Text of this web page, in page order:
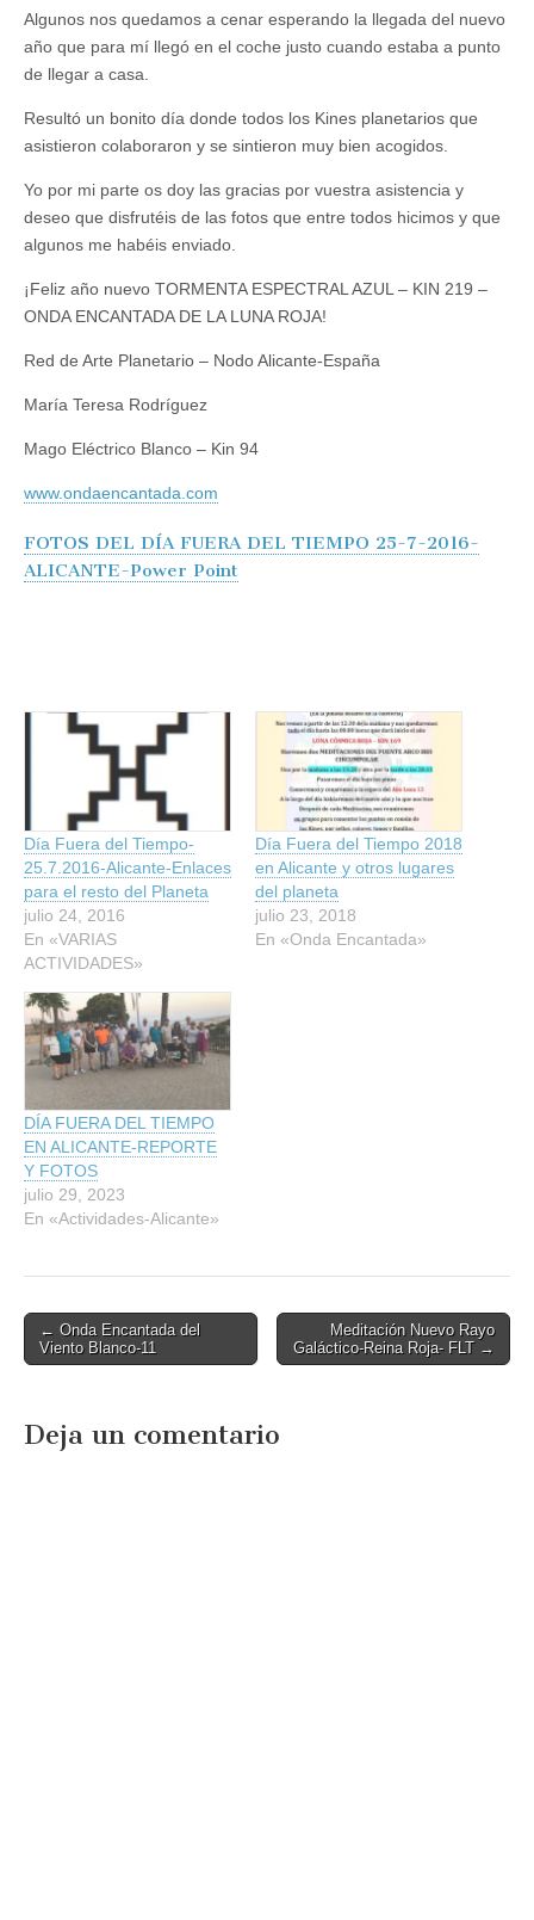
Algunos nos quedamos a cenar esperando la llegada del nuevo
año que para mí llegó en el coche justo cuando estaba a punto
de llegar a casa.
Resultó un bonito día donde todos los Kines planetarios que
asistieron colaboraron y se sintieron muy bien acogidos.
Yo por mi parte os doy las gracias por vuestra asistencia y
deseo que disfrutéis de las fotos que entre todos hicimos y que
algunos me habéis enviado.
¡Feliz año nuevo TORMENTA ESPECTRAL AZUL – KIN 219 –
ONDA ENCANTADA DE LA LUNA ROJA!
Red de Arte Planetario – Nodo Alicante-España
María Teresa Rodríguez
Mago Eléctrico Blanco – Kin 94
www.ondaencantada.com
FOTOS DEL DÍA FUERA DEL TIEMPO 25-7-2016-
ALICANTE-Power Point
Día Fuera del Tiempo-
25.7.2016-Alicante-Enlaces
para el resto del Planeta
julio 24, 2016
En «VARIAS
ACTIVIDADES»
Día Fuera del Tiempo 2018
en Alicante y otros lugares
del planeta
julio 23, 2018
En «Onda Encantada»
DÍA FUERA DEL TIEMPO
EN ALICANTE-REPORTE
Y FOTOS
julio 29, 2023
En «Actividades-Alicante»
Post
navigation
← Onda Encantada del
Viento Blanco-11
Meditación Nuevo Rayo
Galáctico-Reina Roja- FLT →
Deja un comentario